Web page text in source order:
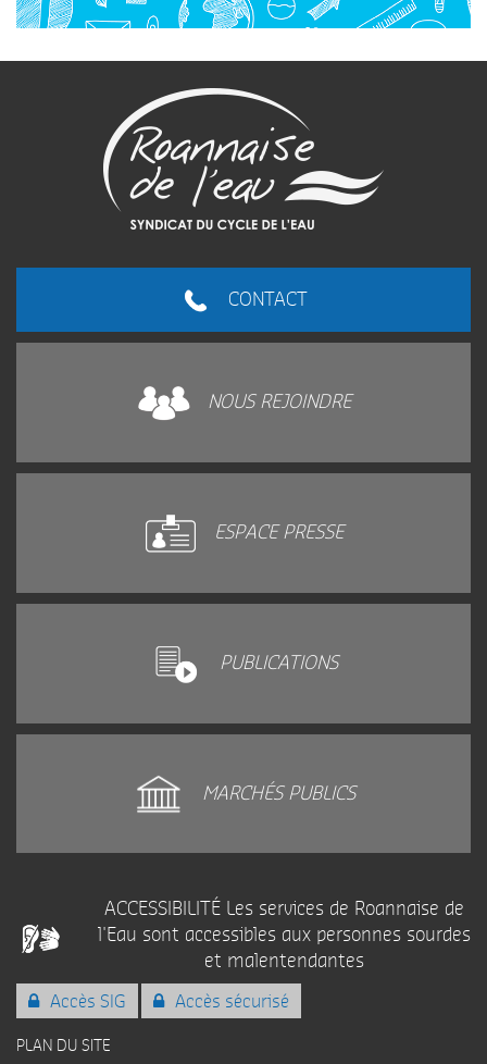
ENTRETIEN ET VIDANGE
Economisez jusqu'à 30% avec notre tarif de groupe.
En savoir plus
CONTACT
NOUS REJOINDRE
ESPACE PRESSE
PUBLICATIONS
MARCHÉS PUBLICS
ACCESSIBILITÉ Les services de Roannaise de
l'Eau sont accessibles aux personnes sourdes
et malentendantes
Accès SIG Accès sécurisé
PLAN DU SITE